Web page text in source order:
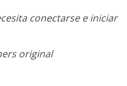
conectarse e iniciar
original